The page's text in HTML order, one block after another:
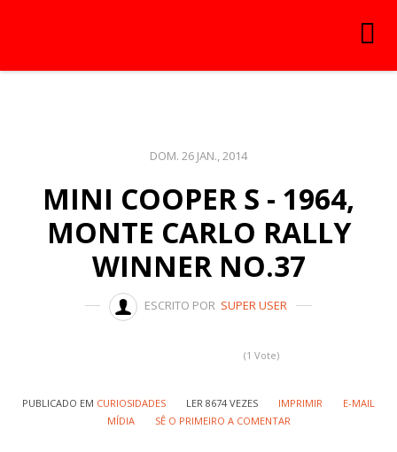
DOM. 26 JAN., 2014
MINI COOPER S - 1964,
MONTE CARLO RALLY
WINNER NO.37
ESCRITO POR SUPER USER
(1 Vote)
PUBLICADO EM CURIOSIDADES LER 8674 VEZES IMPRIMIR
E-MAIL
MÍDIA
SÊ O PRIMEIRO A COMENTAR